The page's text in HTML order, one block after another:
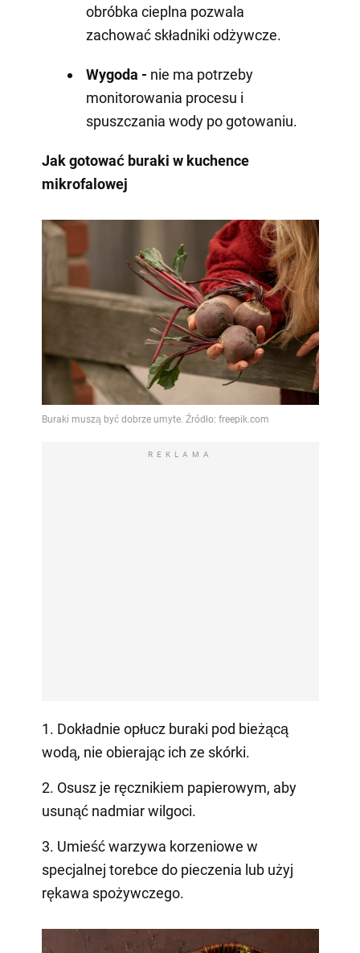
obróbka cieplna pozwala
zachować składniki odżywcze.
Wygoda - nie ma potrzeby
monitorowania procesu i
spuszczania wody po gotowaniu.
Jak gotować buraki w kuchence
mikrofalowej
REKLAMA
1. Dokładnie opłucz buraki pod bieżącą
wodą, nie obierając ich ze skórki.
2. Osusz je ręcznikiem papierowym, aby
usunąć nadmiar wilgoci.
3. Umieść warzywa korzeniowe w
specjalnej torebce do pieczenia lub użyj
rękawa spożywczego.